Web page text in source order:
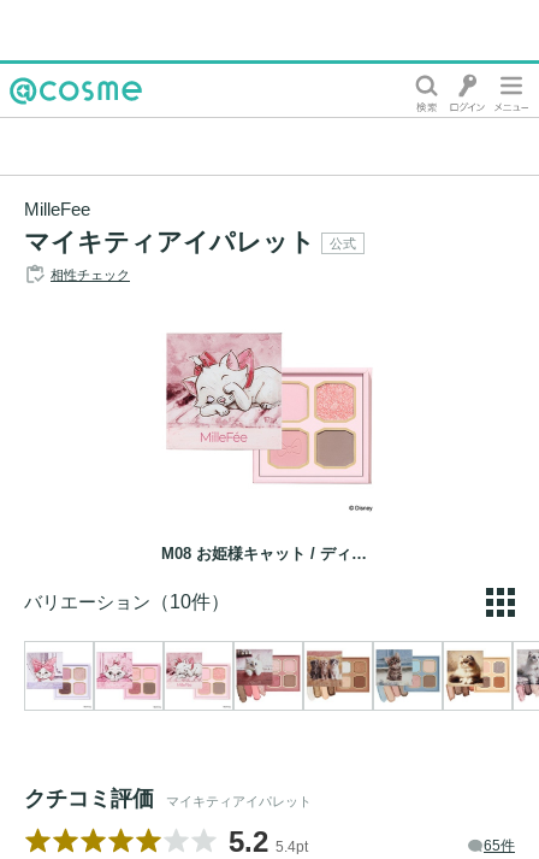
MilleFee
マイキティアイパレット 公式
相性チェック
M08 お姫様キャット / ディズニー マリー
バリエーション （10件）
クチコミ評価 マイキティアイパレット
5.2 5.4pt 65件